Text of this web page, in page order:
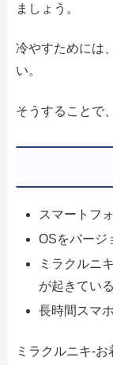
ましょう。
冷やすためには
い。
そうすることで
スマートフ
OSをバージ
ミラクルニ
が起きている
長時間スマ
ミラクルニキ-